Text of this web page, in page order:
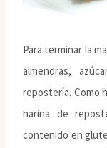
Para terminar la
almendras,
repostería. Como
harina de
contenido en